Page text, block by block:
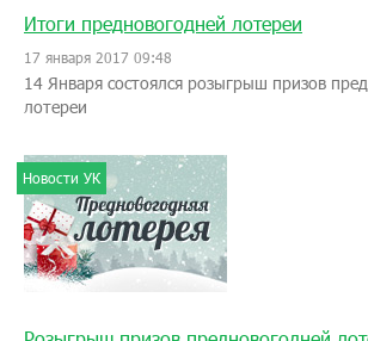
Итоги предновогодней лотереи
17 января 2017 09:48
14 Января состоялся розыгрыш призов
лотереи
Новости УК